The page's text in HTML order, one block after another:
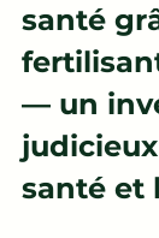
santé
— un
santé et